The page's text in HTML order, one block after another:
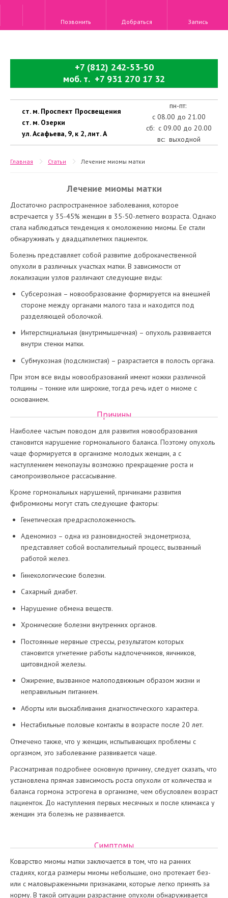
Позвонить Добраться Запись
+7 (812) 242-53-50
моб. т. +7 931 270 17 32
ст. м. Проспект Просвещения
ст. м. Озерки
ул. Асафьева, 9, к 2, лит. А
пн-пт:
с 08.00 до 21.00
сб: с 09.00 до 20.00
вс: выходной
Главная Статьи Лечение миомы матки
Лечение миомы матки
Достаточно распространенное заболевания, которое
встречается у 35-45% женщин в 35-50-летнего возраста. Однако
стала наблюдаться тенденция к омоложению миомы. Ее стали
обнаруживать у двадцатилетних пациенток.
Болезнь представляет собой развитие доброкачественной
опухоли в различных участках матки. В зависимости от
локализации узлов различают следующие виды:
Субсерозная – новообразование формируется на внешней
стороне между органами малого таза и находится под
разделяющей оболочкой.
Интерстициальная (внутримышечная) – опухоль развивается
внутри стенки матки.
Субмукозная (подслизистая) – разрастается в полость органа.
При этом все виды новообразований имеют ножки различной
толщины – тонкие или широкие, тогда речь идет о миоме с
основанием.
Причины
Наиболее частым поводом для развития новообразования
становится нарушение гормонального баланса. Поэтому опухоль
чаще формируется в организме молодых женщин, а с
наступлением менопаузы возможно прекращение роста и
самопроизвольное рассасывание.
Кроме гормональных нарушений, причинами развития
фибромиомы могут стать следующие факторы:
Генетическая предрасположенность.
Аденомиоз – одна из разновидностей эндометриоза,
представляет собой воспалительный процесс, вызванный
работой желез.
Гинекологические болезни.
Сахарный диабет.
Нарушение обмена веществ.
Хронические болезни внутренних органов.
Постоянные нервные стрессы, результатом которых
становится угнетение работы надпочечников, яичников,
щитовидной железы.
Ожирение, вызванное малоподвижным образом жизни и
неправильным питанием.
Аборты или выскабливания диагностического характера.
Нестабильные половые контакты в возрасте после 20 лет.
Отмечено также, что у женщин, испытывающих проблемы с
оргазмом, это заболевание развивается чаще.
Рассматривая подробнее основную причину, следует сказать, что
установлена прямая зависимость роста опухоли от количества и
баланса гормона эстрогена в организме, чем обусловлен возраст
пациенток. До наступления первых месячных и после климакса у
женщин эта болезнь не развивается.
Симптомы
Коварство миомы матки заключается в том, что на ранних
стадиях, когда размеры миомы небольшие, оно протекает без-
или с маловыраженными признаками, которые легко принять за
норму. В такой ситуации разрастание опухоли обнаруживается